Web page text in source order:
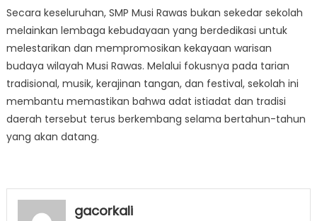
Secara keseluruhan, SMP Musi Rawas bukan sekedar sekolah
melainkan lembaga kebudayaan yang berdedikasi untuk
melestarikan dan mempromosikan kekayaan warisan
budaya wilayah Musi Rawas. Melalui fokusnya pada tarian
tradisional, musik, kerajinan tangan, dan festival, sekolah ini
membantu memastikan bahwa adat istiadat dan tradisi
daerah tersebut terus berkembang selama bertahun-tahun
yang akan datang.
gacorkali